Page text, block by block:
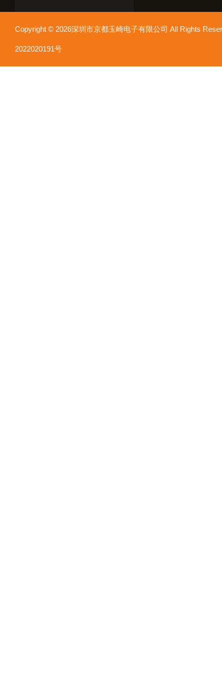
Copyright © 2026深圳市京都玉崎电子有限公司 All Rights
2022020191号